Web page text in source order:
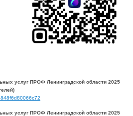
услуг ПРОФ Ленинградской области 2025
услуг ПРОФ Ленинградской области 2025